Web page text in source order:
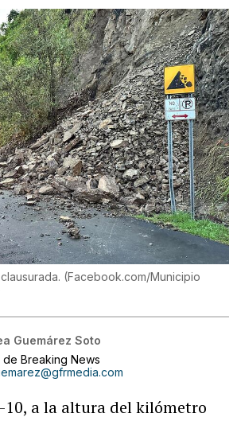
(Facebook.com/Municipio
Guemárez Soto
de Breaking News
10, a la altura del kilómetro